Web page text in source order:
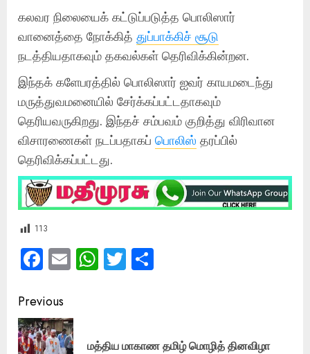
கலவர நிலையைக் கட்டுப்படுத்த பொலிஸார்
வானைத்தை நோக்கித் துப்பாக்கிச் சூடு
நடத்தியதாகவும் தகவல்கள் தெரிவிக்கின்றன.
இந்தக் களேபரத்தில் பொலிஸார் ஐவர் காயமடைந்து
மருத்துவமனையில் சேர்க்கப்பட்டதாகவும்
தெரியவருகிறது. இந்தச் சம்பவம் குறித்து விரிவான
விசாரணைகள் நடப்பதாகப் பொலிஸ் தரப்பில்
தெரிவிக்கப்பட்டது.
113
Facebook
EmailWhatsApp
Twitter
Post
navigation
Previous
மத்திய மாகாண தமிழ் மொழித் தினவிழா